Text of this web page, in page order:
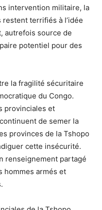
intervention militaire, la
terrifiés à l’idée
autrefois source de
potentiel pour des
la fragilité sécuritaire
du Congo.
provinciales et
de semer la
provinces de la Tshopo
cette insécurité.
renseignement partagé
hommes armés et